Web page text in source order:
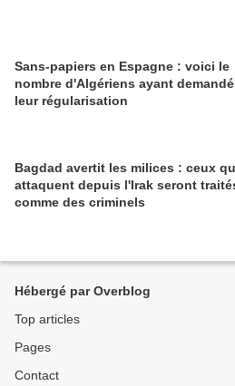
Sans-papiers en Espagne : voici le
nombre d'Algériens ayant demandé
leur régularisation
Bagdad avertit les milices : ceux
attaquent depuis l'Irak seront
comme des criminels
Hébergé par Overblog
Top articles
Pages
Contact